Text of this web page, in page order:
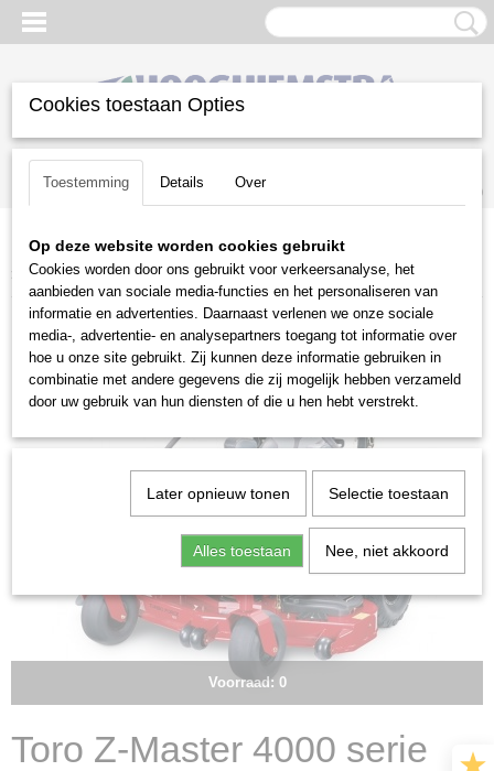
Inloggen Registreren
(0)
Home >Gazononderhoud>Zitmaaiers>Zero-turn maaiers
>
Toro Z-Master 4000 serie
Voorraad: 0
Toro Z-Master 4000 serie
Cookies toestaan Opties
Toestemming Details Over
Op deze website worden cookies gebruikt
Cookies worden door ons gebruikt voor verkeersanalyse, het
aanbieden van sociale media-functies en het personaliseren van
informatie en advertenties. Daarnaast verlenen we onze sociale
media-, advertentie- en analysepartners toegang tot informatie over
hoe u onze site gebruikt. Zij kunnen deze informatie gebruiken in
combinatie met andere gegevens die zij mogelijk hebben verzameld
door uw gebruik van hun diensten of die u hen hebt verstrekt.
Later opnieuw tonen Selectie toestaan
Alles toestaan Nee, niet akkoord